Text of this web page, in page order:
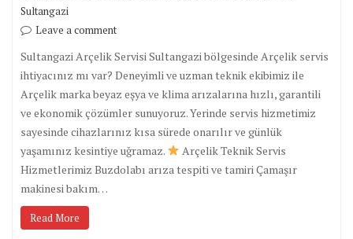
Sultangazi
Leave a comment
Sultangazi Arçelik Servisi Sultangazi bölgesinde Arçelik servis
ihtiyacınız mı var? Deneyimli ve uzman teknik ekibimiz ile
Arçelik marka beyaz eşya ve klima arızalarına hızlı, garantili
ve ekonomik çözümler sunuyoruz. Yerinde servis hizmetimiz
sayesinde cihazlarınız kısa sürede onarılır ve günlük
yaşamınız kesintiye uğramaz.
Arçelik Teknik Servis
Hizmetlerimiz Buzdolabı arıza tespiti ve tamiri Çamaşır
makinesi bakım…
Read More